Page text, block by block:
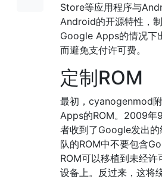
Store等应用程序与
Android的开源特性，
Google Apps的情况下
而避免支付许可费。
定制ROM
最初，cyanogenmod
Apps的ROM。2009年
者收到了Google发出
队的ROM中不要包含
ROM可以移植到未经
设备上。反过来，这将